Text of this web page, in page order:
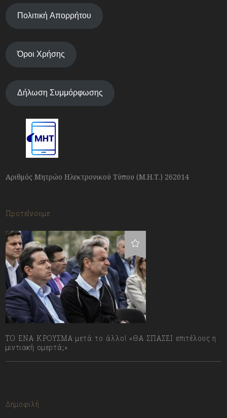
Πολιτική Απορρήτου
Όροι Χρήσης
Δήλωση Συμμόρφωσης
Αριθμός Μητρώο Ηλεκτρονικού Τύπου (Μ.Η.Τ.) 262014
Προτείνουμε
ΤΟ ΕΝΑ ΚΡΟΥΣΜΑ μετά το άλλο! «ΘΑ ΣΠΑΣΕΙ επιτέλους η
μιντιακή ομερτά;»
Δημοφιλή